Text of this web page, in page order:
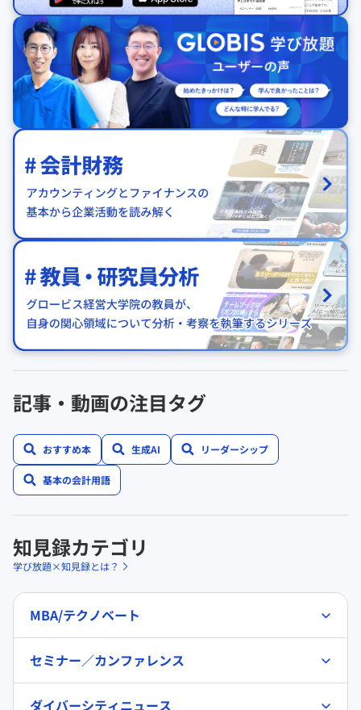
記事・動画の注目タグ
おすすめ本 生成AI リーダーシップ
基本の会計用語
知見録カテゴリ
学び放題×知見録とは？
MBA/テクノベート
セミナー／カンファレンス
ダイバーシティニュース